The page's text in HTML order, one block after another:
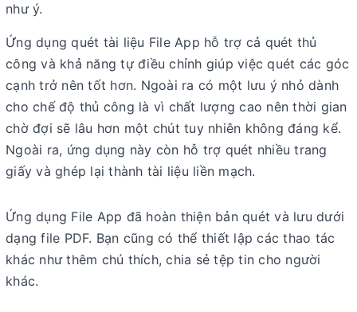
như ý.
Ứng dụng quét tài liệu File App hỗ trợ cả quét thủ
công và khả năng tự điều chỉnh giúp việc quét các góc
cạnh trở nên tốt hơn. Ngoài ra có một lưu ý nhỏ dành
cho chế độ thủ công là vì chất lượng cao nên thời gian
chờ đợi sẽ lâu hơn một chút tuy nhiên không đáng kể.
Ngoài ra, ứng dụng này còn hỗ trợ quét nhiều trang
giấy và ghép lại thành tài liệu liền mạch.
Ứng dụng File App đã hoàn thiện bản quét và lưu dưới
dạng file PDF. Bạn cũng có thể thiết lập các thao tác
khác như thêm chú thích, chia sẻ tệp tin cho người
khác.